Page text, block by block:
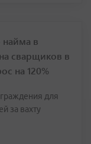
найма в
сварщиков в
на 120%
для
за вахту